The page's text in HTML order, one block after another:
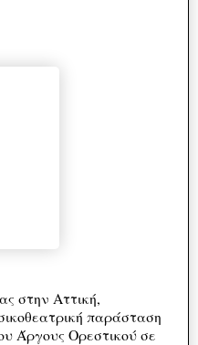
στην Αττική,
παράσταση
Άργους Ορεστικού σε